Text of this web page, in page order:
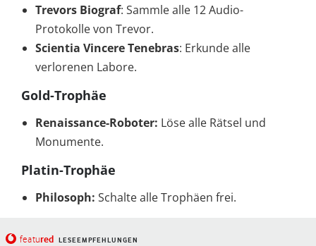
Trevors Biograf: Sammle alle 12 Audio-
Protokolle von Trevor.
Scientia Vincere Tenebras: Erkunde alle
verlorenen Labore.
Gold-Trophäe
Renaissance-Roboter: Löse alle Rätsel und
Monumente.
Platin-Trophäe
Philosoph: Schalte alle Trophäen frei.
featured LESEEMPFEHLUNGEN